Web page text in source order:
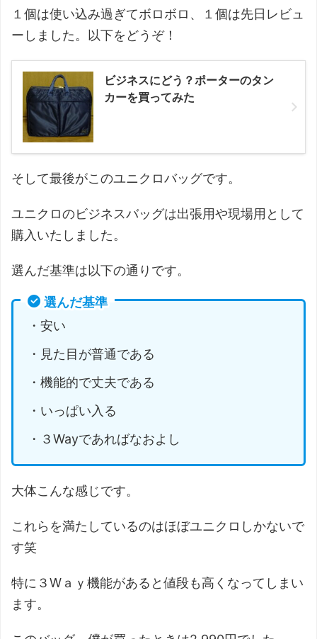
１個は使い込み過ぎてボロボロ、１個は先日レビュ
ーしました。以下をどうぞ！
ビジネスにどう？ポーターのタン
カーを買ってみた
そして最後がこのユニクロバッグです。
ユニクロのビジネスバッグは出張用や現場用として
購入いたしました。
選んだ基準は以下の通りです。
選んだ基準
・安い
・見た目が普通である
・機能的で丈夫である
・いっぱい入る
・３Wayであればなおよし
大体こんな感じです。
これらを満たしているのはほぼユニクロしかないで
す笑
特に３Wａｙ機能があると値段も高くなってしまい
ます。